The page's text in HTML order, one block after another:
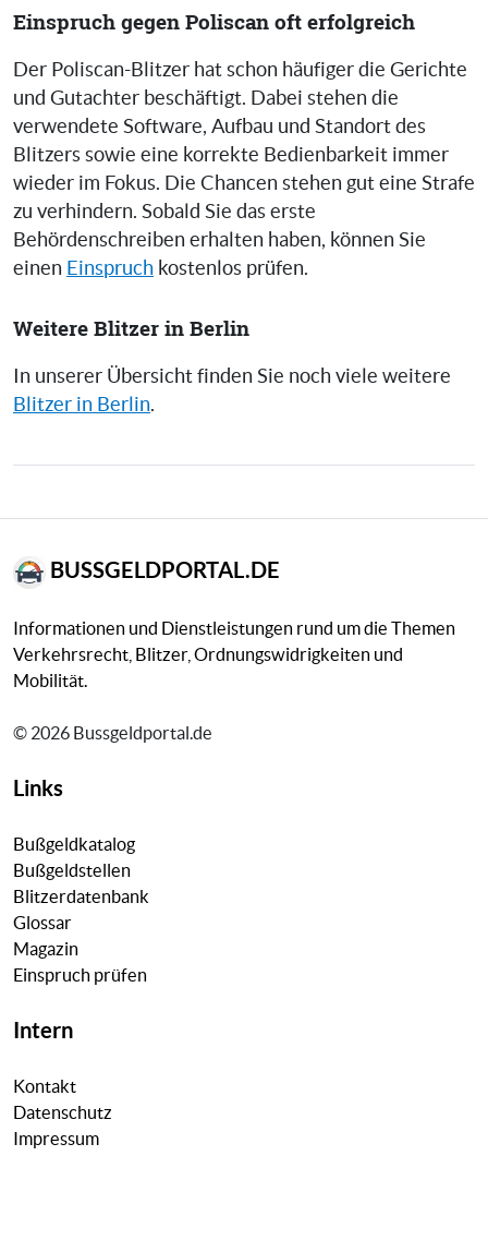
Einspruch gegen Poliscan oft erfolgreich
Der Poliscan-Blitzer hat schon häufiger die Gerichte
und Gutachter beschäftigt. Dabei stehen die
verwendete Software, Aufbau und Standort des
Blitzers sowie eine korrekte Bedienbarkeit immer
wieder im Fokus. Die Chancen stehen gut eine Strafe
zu verhindern. Sobald Sie das erste
Behördenschreiben erhalten haben, können Sie
einen Einspruch kostenlos prüfen.
Weitere Blitzer in Berlin
In unserer Übersicht finden Sie noch viele weitere
Blitzer in Berlin.
BUSSGELDPORTAL.DE
Informationen und Dienstleistungen rund um die Themen
Verkehrsrecht, Blitzer, Ordnungswidrigkeiten und
Mobilität.
© 2026 Bussgeldportal.de
Links
Bußgeldkatalog
Bußgeldstellen
Blitzerdatenbank
Glossar
Magazin
Einspruch prüfen
Intern
Kontakt
Datenschutz
Impressum